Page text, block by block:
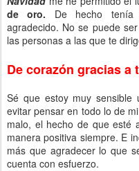
de oro. De hecho
agradecido. No se puede
las personas a las que te
De corazón gracias a
Sé que estoy muy sensible
evitar pensar en todo lo de
malo, el hecho de que esté
manera positiva siempre. E
más que agradecer lo que
cuenta con esfuerzo.